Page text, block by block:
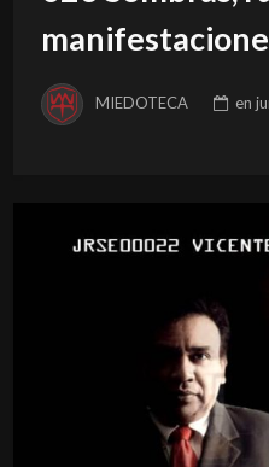
MIEDOTECA en